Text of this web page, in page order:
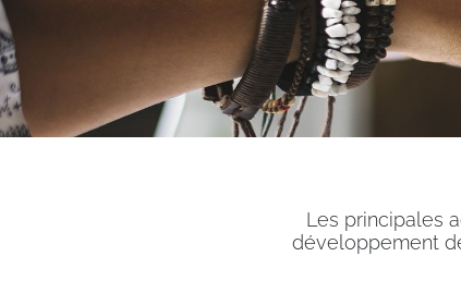
Les principales
développement